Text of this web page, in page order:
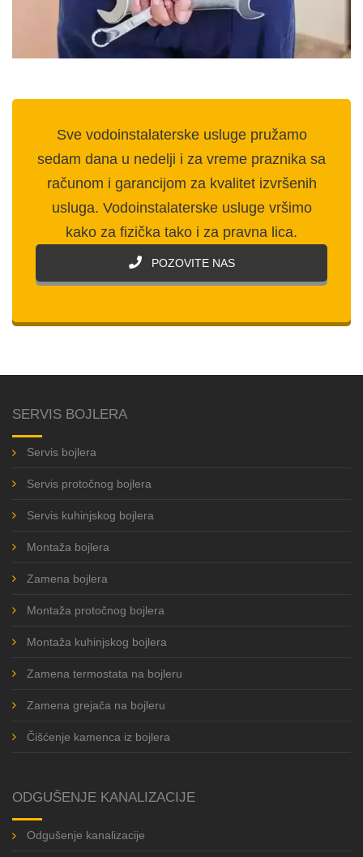
Sve vodoinstalaterske usluge pružamo
sedam dana u nedelji i za vreme praznika sa
računom i garancijom za kvalitet izvršenih
usluga. Vodoinstalaterske usluge vršimo
kako za fizička tako i za pravna lica.
POZOVITE NAS
SERVIS BOJLERA
Servis bojlera
Servis protočnog bojlera
Servis kuhinjskog bojlera
Montaža bojlera
Zamena bojlera
Montaža protočnog bojlera
Montaža kuhinjskog bojlera
Zamena termostata na bojleru
Zamena grejača na bojleru
Čišćenje kamenca iz bojlera
ODGUŠENJE KANALIZACIJE
Odgušenje kanalizacije